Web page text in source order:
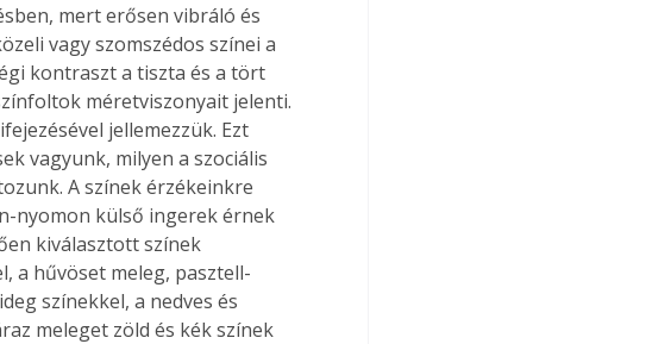
mert erősen vibráló és
vagy szomszédos színei a
kontraszt a tiszta és a tört
méretviszonyait jelenti.
jellemezzük. Ezt
vagyunk, milyen a szociális
A színek érzékeinkre
nyomon külső ingerek érnek
kiválasztott színek
a hűvöset meleg, pasztell-
színekkel, a nedves és
meleget zöld és kék színek